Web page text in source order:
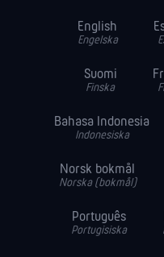
English
Engelska
Suomi
Finska
Bahasa Indonesia
Indonesiska
Norsk bokmål
Norska (bokmål)
Português
Portugisiska